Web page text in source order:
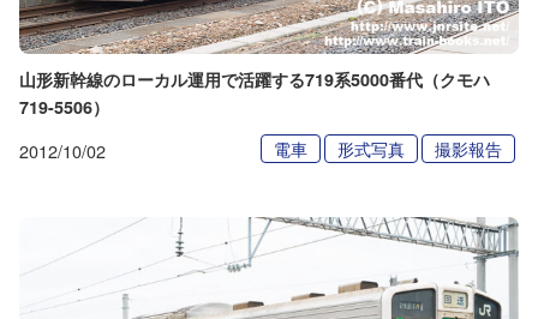
山形新幹線のローカル運用で活躍する719系5000番代（クモハ
719-5506）
2012/10/02 電車 形式写真 撮影報告